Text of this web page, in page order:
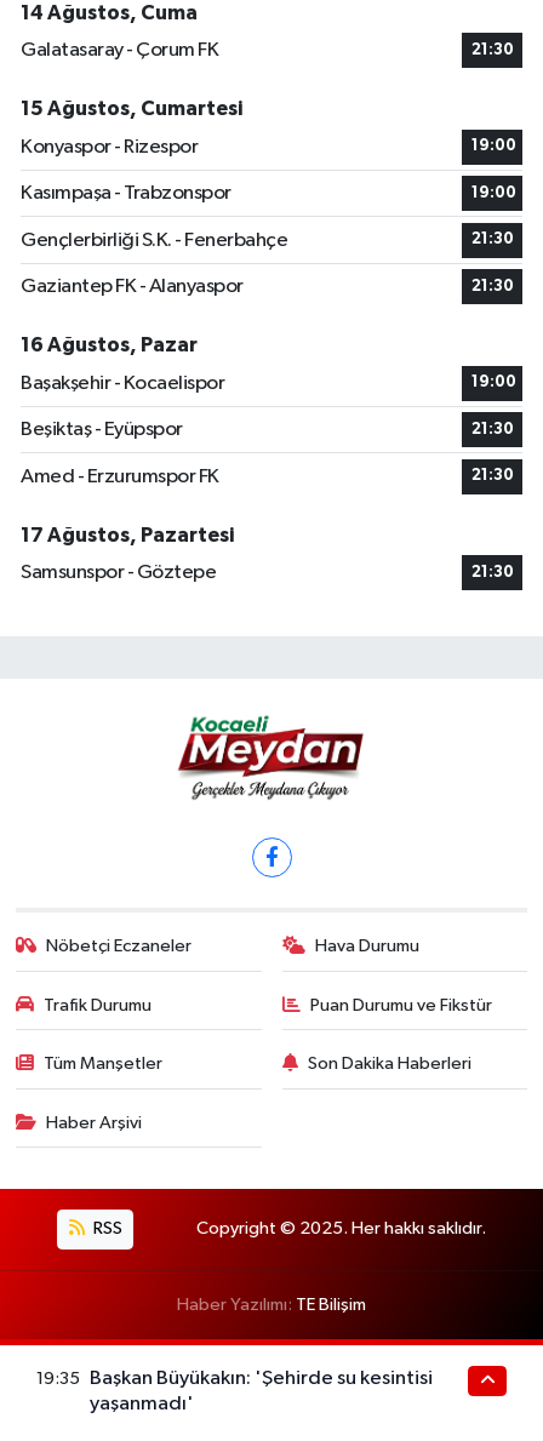
14 Ağustos, Cuma
Galatasaray - Çorum FK
21:30
15 Ağustos, Cumartesi
Konyaspor - Rizespor
19:00
Kasımpaşa - Trabzonspor 19:00
Gençlerbirliği S.K. - Fenerbahçe 21:30
Gaziantep FK - Alanyaspor 21:30
16 Ağustos, Pazar
Başakşehir - Kocaelispor
19:00
Beşiktaş - Eyüpspor 21:30
Amed - Erzurumspor FK 21:30
17 Ağustos, Pazartesi
Samsunspor - Göztepe
21:30
Nöbetçi Eczaneler Hava Durumu
Trafik Durumu Puan Durumu ve Fikstür
Tüm Manşetler Son Dakika Haberleri
Haber Arşivi
RSS Copyright © 2025. Her hakkı saklıdır.
Haber Yazılımı: TE Bilişim
19:35
Başkan Büyükakın: 'Şehirde su kesintisi
yaşanmadı'